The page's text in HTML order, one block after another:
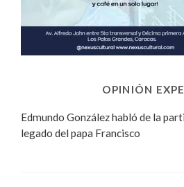
OPINIÓN
Edmundo González habló de la
legado del papa Francisco